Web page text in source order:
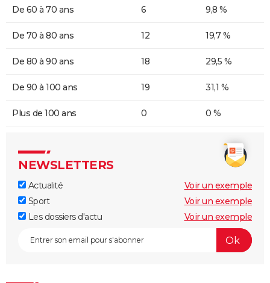
De 60 à 70 ans 6 9,8 %
De 70 à 80 ans 12 19,7 %
De 80 à 90 ans 18 29,5 %
De 90 à 100 ans 19 31,1 %
Plus de 100 ans 0 0 %
NEWSLETTERS
Actualité
Voir un exemple
Sport
Voir un exemple
Les dossiers d'actu
Voir un exemple